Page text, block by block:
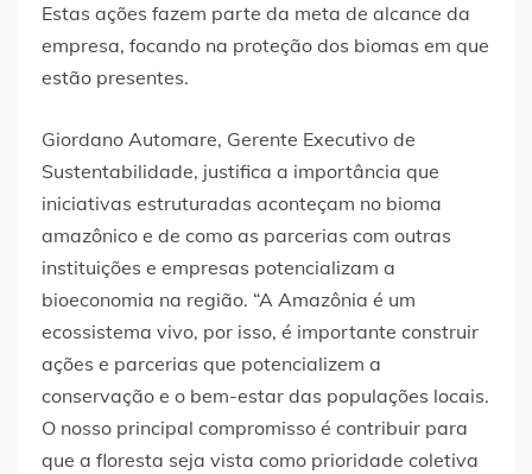
Estas ações fazem parte da meta de alcance da
empresa, focando na proteção dos biomas em que
estão presentes.
Giordano Automare, Gerente Executivo de
Sustentabilidade, justifica a importância que
iniciativas estruturadas aconteçam no bioma
amazônico e de como as parcerias com outras
instituições e empresas potencializam a
bioeconomia na região. “A Amazônia é um
ecossistema vivo, por isso, é importante construir
ações e parcerias que potencializem a
conservação e o bem-estar das populações locais.
O nosso principal compromisso é contribuir para
que a floresta seja vista como prioridade coletiva